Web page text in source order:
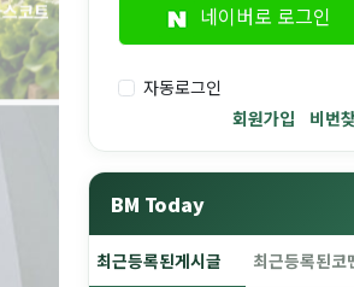
(BM…
네이버로 로그인
자동로그인
회원가입
비번
BM Today
최근등록된게시글 최근등록된코